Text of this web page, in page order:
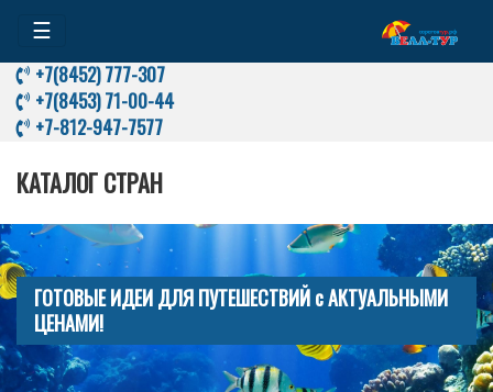
☰
+7(8452) 777-307
+7(8453) 71-00-44
+7-812-947-7577
КАТАЛОГ СТРАН
ГОТОВЫЕ ИДЕИ ДЛЯ ПУТЕШЕСТВИЙ с АКТУАЛЬНЫМИ
ЦЕНАМИ!